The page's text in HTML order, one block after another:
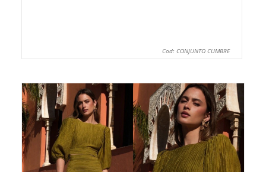
Cod: CONJUNTO CUMBRE